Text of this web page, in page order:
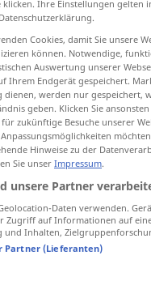
klicken. Ihre Einstellungen gelten
Cookies, damit Sie unsere
können. Notwendige,
Auswertung unserer
Ihrem Endgerät gespeichert.
dienen, werden nur gespeichert,
geben. Klicken Sie
zukünftige Besuche unserer
Hinweise zu der
Sie unser Impressum.
unsere Partner
Daten verwenden.
Zugriff auf Informationen auf
und Inhalten,
Partner (Lieferanten)